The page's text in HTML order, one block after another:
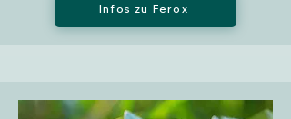
Infos zu Ferox